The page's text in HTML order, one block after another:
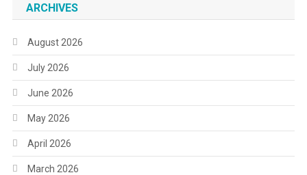
ARCHIVES
August 2026
July 2026
June 2026
May 2026
April 2026
March 2026